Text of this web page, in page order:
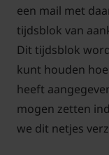
Belangrijk is dat
ruim plantgat
zorgt voor een
aanplantgrond
Aanplantgrond
voor extra
een mail met
tijdsblok van
Dit tijdsblok
kunt houden
heeft
mogen zetten
we dit netjes